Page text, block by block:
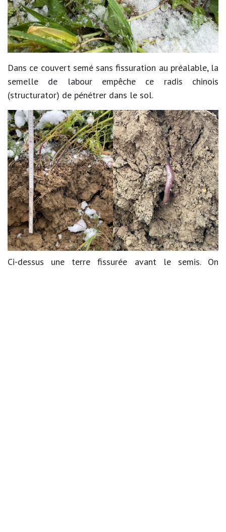
Dans ce couvert semé sans fissuration au préalable, la
semelle de labour empêche ce radis chinois
(structurator) de pénétrer dans le sol.
Ci-dessus une terre fissurée avant le semis. On